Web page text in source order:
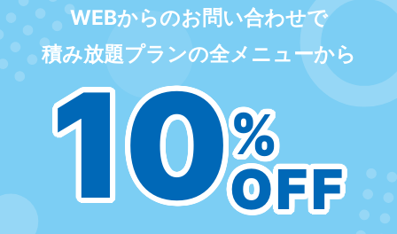
WEBからのお問い合わせで
積み放題プランの全メニューから
10%
OFF